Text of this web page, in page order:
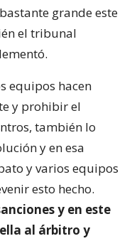
grande este
el tribunal
equipos hacen
y prohibir el
también lo
y en esa
y varios equipos
esto hecho.
y en este
al árbitro y